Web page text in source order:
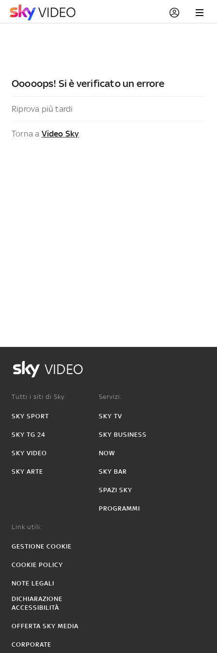
Ooooops! Si è verificato un errore
Riprova più tardi
Torna a Video Sky
VIDEO
Tutti i siti di Sky:
SKY SPORT
SKY TG 24
SKY VIDEO
SKY ARTE
Servizi:
SKY TV
SKY BUSINESS
NOW
SKY BAR
SPAZI SKY
PROGRAMMI
Link utili:
GESTIONE COOKIE
COOKIE POLICY
NOTE LEGALI
DICHIARAZIONE
ACCESSIBILITÀ
OFFERTA SKY MEDIA
CORPORATE